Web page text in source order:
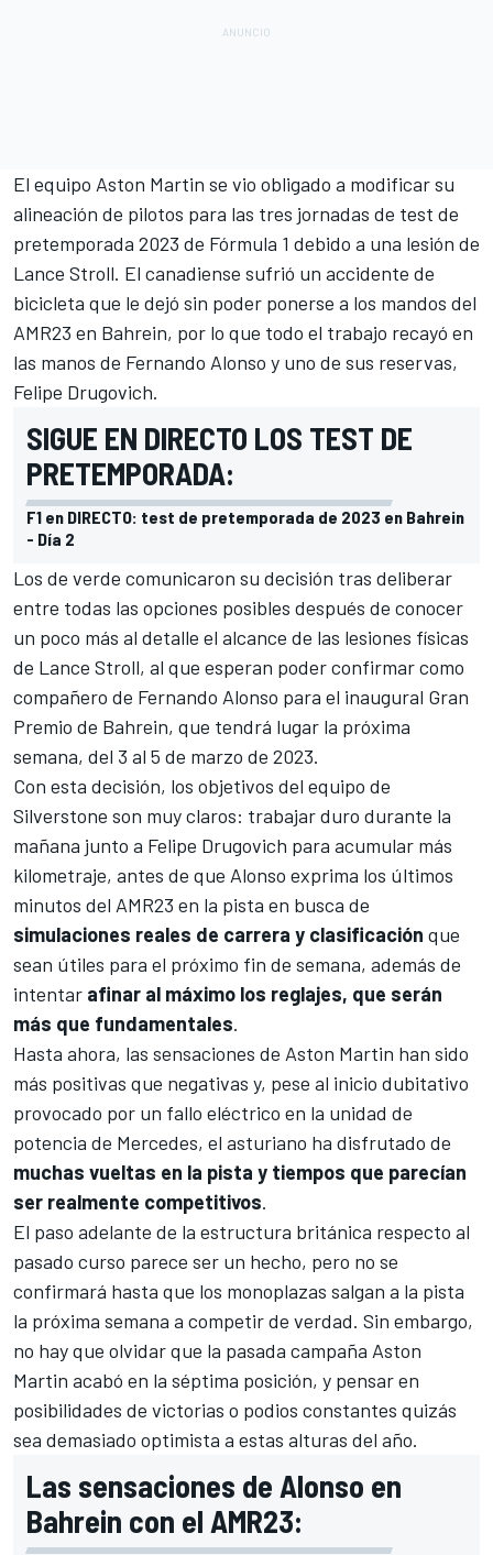
El equipo Aston Martin se vio obligado a modificar su
alineación de pilotos para las tres jornadas de test de
pretemporada 2023 de Fórmula 1 debido a una lesión de
Lance Stroll. El canadiense sufrió un accidente de
bicicleta que le dejó sin poder ponerse a los mandos del
AMR23 en Bahrein, por lo que todo el trabajo recayó en
las manos de Fernando Alonso y uno de sus reservas,
Felipe Drugovich.
SIGUE EN DIRECTO LOS TEST DE
PRETEMPORADA:
F1 en DIRECTO: test de pretemporada de 2023 en Bahrein
- Día 2
Los de verde comunicaron su decisión tras deliberar
entre todas las opciones posibles después de conocer
un poco más al detalle el alcance de las lesiones físicas
de Lance Stroll, al que esperan poder confirmar como
compañero de Fernando Alonso para el inaugural Gran
Premio de Bahrein, que tendrá lugar la próxima
semana, del 3 al 5 de marzo de 2023.
Con esta decisión, los objetivos del equipo de
Silverstone son muy claros: trabajar duro durante la
mañana junto a Felipe Drugovich para acumular más
kilometraje, antes de que Alonso exprima los últimos
minutos del AMR23 en la pista en busca de
simulaciones reales de carrera y clasificación que
sean útiles para el próximo fin de semana, además de
intentar afinar al máximo los reglajes, que serán
más que fundamentales.
Hasta ahora, las sensaciones de Aston Martin han sido
más positivas que negativas y, pese al inicio dubitativo
provocado por un fallo eléctrico en la unidad de
potencia de Mercedes, el asturiano ha disfrutado de
muchas vueltas en la pista y tiempos que parecían
ser realmente competitivos.
El paso adelante de la estructura británica respecto al
pasado curso parece ser un hecho, pero no se
confirmará hasta que los monoplazas salgan a la pista
la próxima semana a competir de verdad. Sin embargo,
no hay que olvidar que la pasada campaña Aston
Martin acabó en la séptima posición, y pensar en
posibilidades de victorias o podios constantes quizás
sea demasiado optimista a estas alturas del año.
Las sensaciones de Alonso en
Bahrein con el AMR23: